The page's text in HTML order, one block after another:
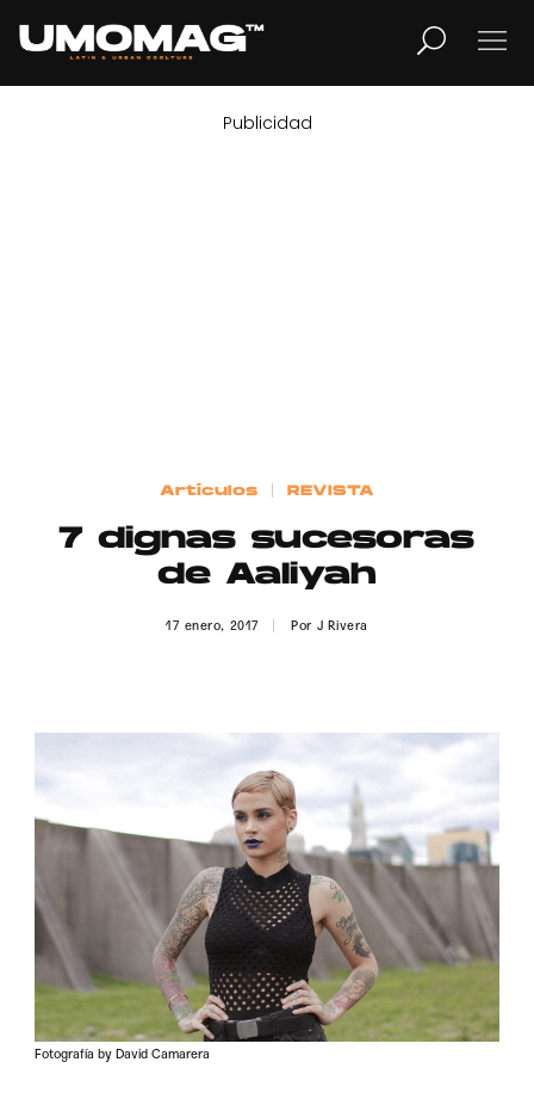
LIFESTYLE
Publicidad
Artículos REVISTA
7 dignas sucesoras
de Aaliyah
17 enero, 2017 Por J Rivera
Fotografía by David Camarera